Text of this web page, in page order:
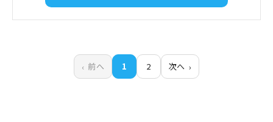
前へ 1 2 次へ